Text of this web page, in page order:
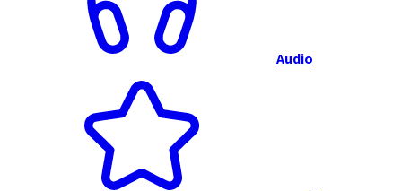
Audio